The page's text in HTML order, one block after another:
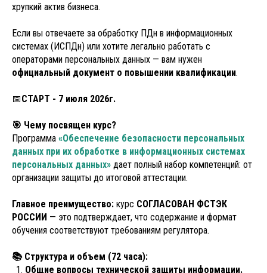
хрупкий актив бизнеса.
Если вы отвечаете за обработку ПДн в информационных
системах (ИСПДн) или хотите легально работать с
операторами персональных данных — вам нужен
официальный документ о повышении квалификации.
📅СТАРТ - 7 июля 2026г.
🎯 Чему посвящен курс?
Программа «Обеспечение безопасности персональных
данных при их обработке в информационных системах
персональных данных» дает полный набор компетенций: от
организации защиты до итоговой аттестации.
Главное преимущество: курс СОГЛАСОВАН ФСТЭК
РОССИИ — это подтверждает, что содержание и формат
обучения соответствуют требованиям регулятора.
📚 Структура и объем (72 часа):
Общие вопросы технической защиты информации.